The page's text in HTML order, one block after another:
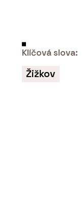
Klíčová slova:
Žižkov